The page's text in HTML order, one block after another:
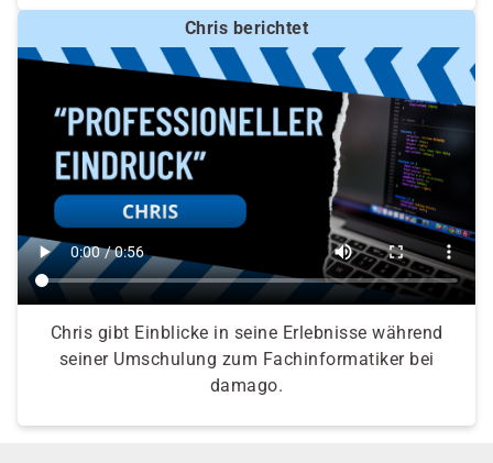
Chris berichtet
Chris gibt Einblicke in seine Erlebnisse während
seiner Umschulung zum Fachinformatiker bei
damago.